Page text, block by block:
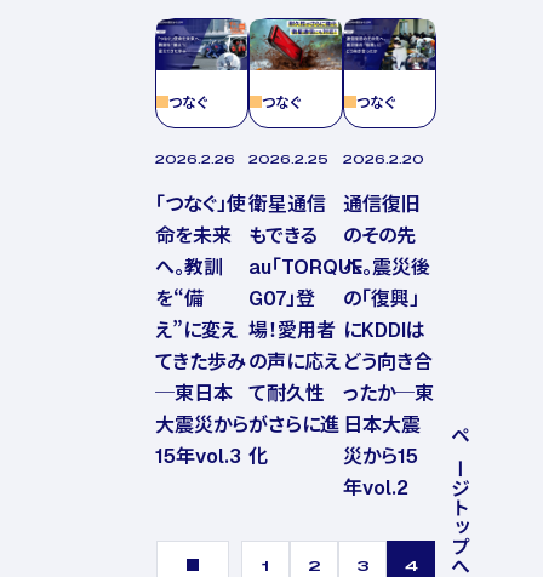
つなぐ
2026.2.26
「つなぐ」使
命を未来
へ。教訓
を“備
え”に変え
てきた歩み
─東日本
大震災から
15年vol.3
つなぐ
2026.2.25
衛星通信
もできる
au「TORQUE
G07」登
場！愛用者
の声に応え
て耐久性
がさらに進
化
つなぐ
2026.2.20
通信復旧
のその先
へ。震災後
の「復興」
にKDDIは
どう向き合
ったか─東
日本大震
災から15
年vol.2
1 2 3 4 ページトップへ戻る